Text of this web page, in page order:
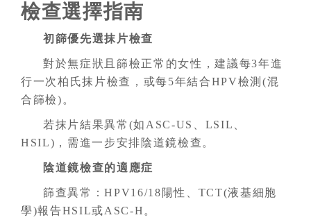
檢查選擇指南
初篩優先選抹片檢查
對於無症狀且篩檢正常的女性，建議每3年進
行一次柏氏抹片檢查，或每5年結合HPV檢測(混
合篩檢)。
若抹片結果異常(如ASC-US、LSIL、
HSIL)，需進一步安排陰道鏡檢查。
陰道鏡檢查的適應症
篩查異常：HPV16/18陽性、TCT(液基細胞
學)報告HSIL或ASC-H。